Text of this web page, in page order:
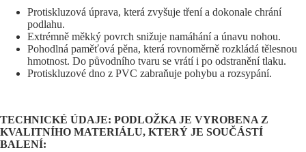
Protiskluzová úprava, která zvyšuje tření a dokonale chrání
podlahu.
Extrémně měkký povrch snižuje namáhání a únavu nohou.
Pohodlná paměťová pěna, která rovnoměrně rozkládá tělesnou
hmotnost. Do původního tvaru se vrátí i po odstranění tlaku.
Protiskluzové dno z PVC zabraňuje pohybu a rozsypání.
TECHNICKÉ ÚDAJE: PODLOŽKA JE VYROBENA Z
KVALITNÍHO MATERIÁLU, KTERÝ JE SOUČÁSTÍ
BALENÍ: